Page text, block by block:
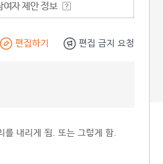
여자 제안 정보
편집하기 편집 금지 요청
를 내리게 됨. 또는 그렇게 함.